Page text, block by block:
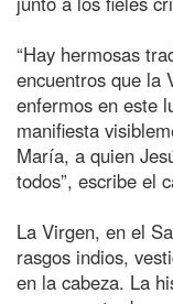
“Hay hermosas
encuentros que la
enfermos en este
manifiesta
María, a quien
todos”, escribe el
La Virgen, en el
rasgos indios,
en la cabeza. La